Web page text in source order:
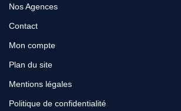
Nos Agences
Contact
Mon compte
Plan du site
Mentions légales
Politique de confidentialité